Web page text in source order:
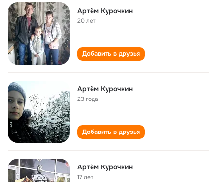
Артём Курочкин
20 лет
Добавить в друзья
Артём Курочкин
23 года
Добавить в друзья
Артём Курочкин
17 лет